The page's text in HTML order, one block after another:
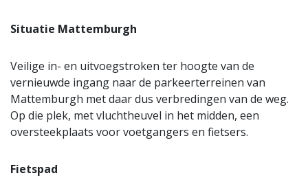
Situatie Mattemburgh
Veilige in- en uitvoegstroken ter hoogte van de
vernieuwde ingang naar de parkeerterreinen van
Mattemburgh met daar dus verbredingen van de weg.
Op die plek, met vluchtheuvel in het midden, een
oversteekplaats voor voetgangers en fietsers.
Fietspad